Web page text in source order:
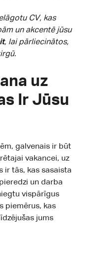
CV, kas
un akcentē jūsu
, lai pārliecinātos,
uz
Ir Jūsu
galvenais ir būt
vakancei, uz
ir tās, kas sasaista
un darba
vispārīgus
piemērus, kas
jums